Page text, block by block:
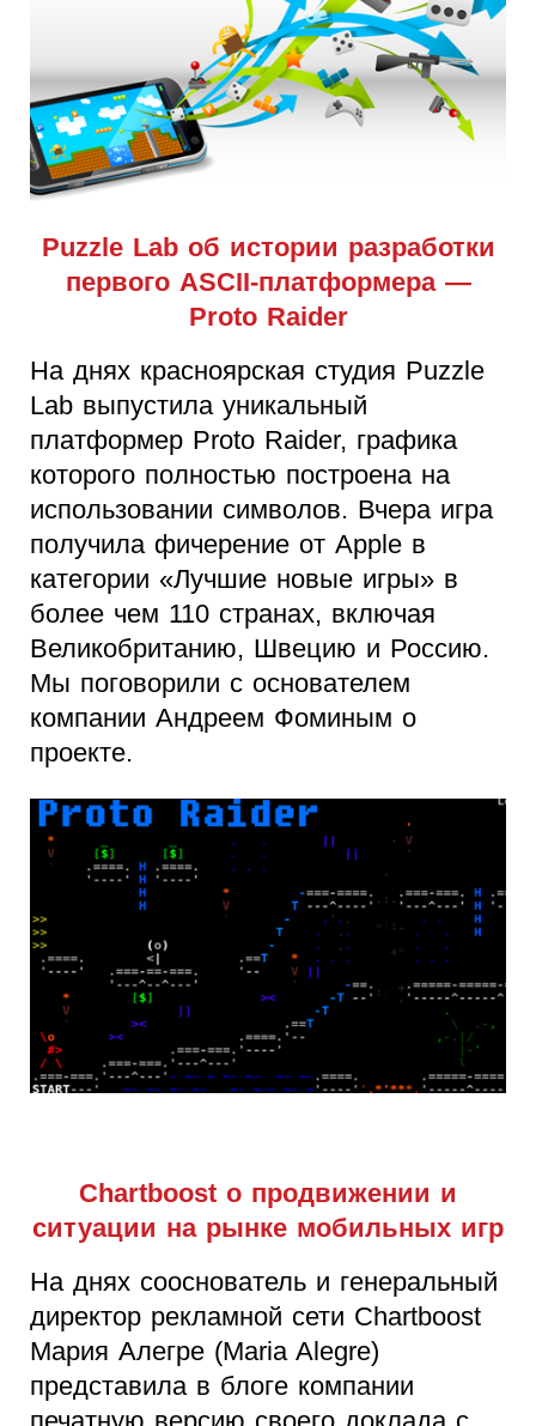
Puzzle Lab об истории разработки
первого ASCII-платформера —
Proto Raider
На днях красноярская студия Puzzle
Lab выпустила уникальный
платформер Proto Raider, графика
которого полностью построена на
использовании символов. Вчера игра
получила фичерение от Apple в
категории «Лучшие новые игры» в
более чем 110 странах, включая
Великобританию, Швецию и Россию.
Мы поговорили с основателем
компании Андреем Фоминым о
проекте.
Chartboost о продвижении и
ситуации на рынке мобильных игр
На днях сооснователь и генеральный
директор рекламной сети Chartboost
Мария Алегре (Maria Alegre)
представила в блоге компании